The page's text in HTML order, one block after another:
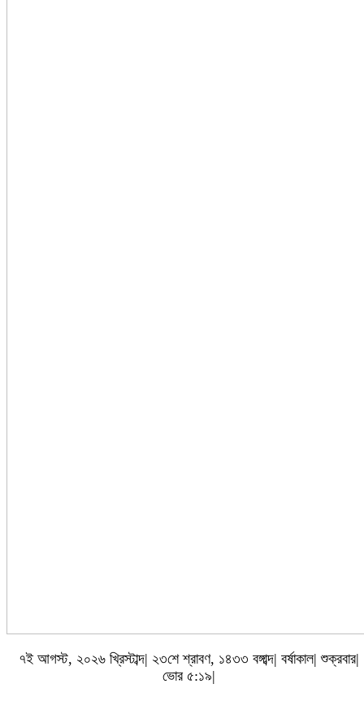
৭ই আগস্ট, ২০২৬ খ্রিস্টাব্দ| ২৩শে শ্রাবণ, ১৪৩৩ বঙ্গাব্দ| বর্ষাকাল| শুক্রবার|
ভোর ৫:১৯|